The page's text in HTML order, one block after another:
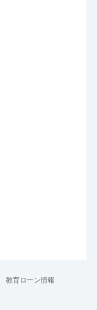
教育ローン情報